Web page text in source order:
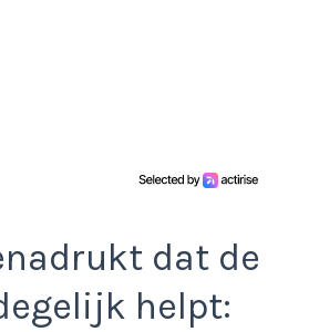
dat de
helpt: